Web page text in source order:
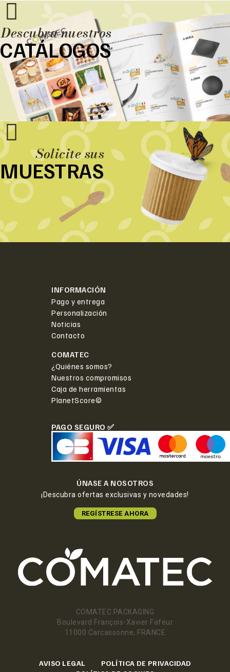
Descubra nuestros
CATÁLOGOS
Solicite sus
MUESTRAS
INFORMACIÓN
Pago y entrega
Personalización
Noticias
Contacto
COMATEC
¿Quiénes somos?
Nuestros compromisos
Caja de herramientas
PlanetScore©
PAGO SEGURO ✅
ÚNASE A NOSOTROS
¡Descubra ofertas exclusivas y novedades!
REGÍSTRESE AHORA
COMATEC PACKAGING
Boulevard François-Xavier Fafeur
11000 Carcassonne, FRANCE
AVISO LEGAL
POLÍTICA DE PRIVACIDAD